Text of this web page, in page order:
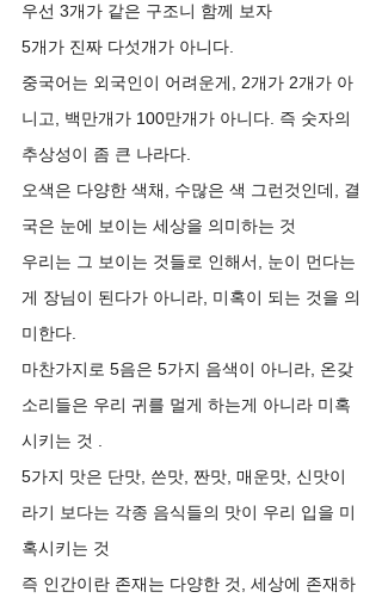
우선 3개가 같은 구조니 함께 보자
5개가 진짜 다섯개가 아니다.
중국어는 외국인이 어려운게, 2개가 2개가 아
니고, 백만개가 100만개가 아니다. 즉 숫자의
추상성이 좀 큰 나라다.
오색은 다양한 색채, 수많은 색 그런것인데, 결
국은 눈에 보이는 세상을 의미하는 것
우리는 그 보이는 것들로 인해서, 눈이 먼다는
게 장님이 된다가 아니라, 미혹이 되는 것을 의
미한다.
마찬가지로 5음은 5가지 음색이 아니라, 온갖
소리들은 우리 귀를 멀게 하는게 아니라 미혹
시키는 것 .
5가지 맛은 단맛, 쓴맛, 짠맛, 매운맛, 신맛이
라기 보다는 각종 음식들의 맛이 우리 입을 미
혹시키는 것
즉 인간이란 존재는 다양한 것, 세상에 존재하